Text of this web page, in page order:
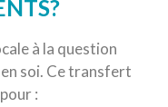
à la question
soi. Ce transfert
: